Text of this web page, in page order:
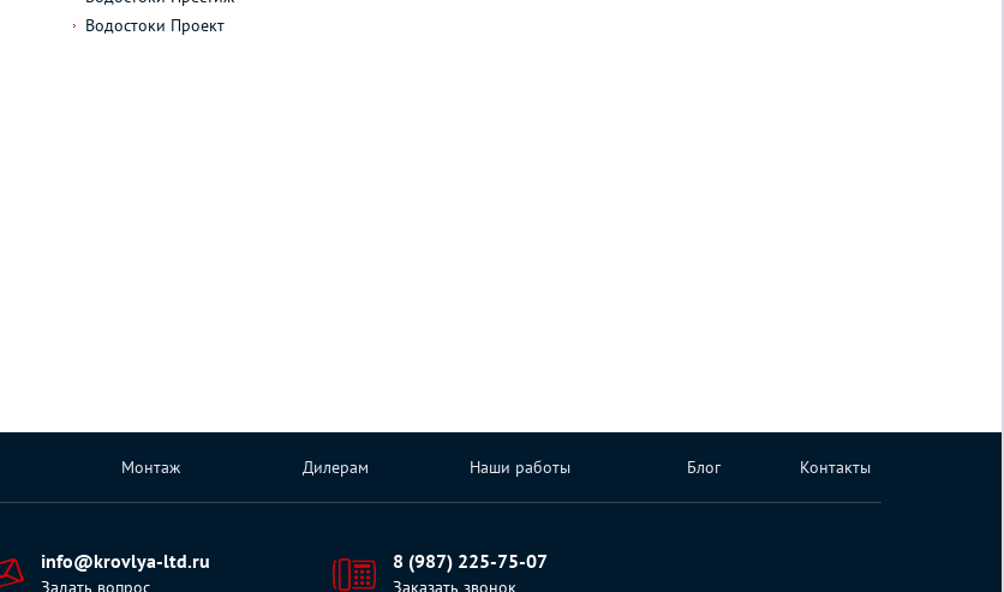
Водостоки Проект
Монтаж Дилерам Наши работы Блог Контакты
info@krovlya-ltd.ru
Задать вопрос
8 (987) 225-75-07
Заказать звонок